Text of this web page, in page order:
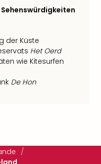
der Küste
Het Oerd
wie Kitesurfen
De Hon
/